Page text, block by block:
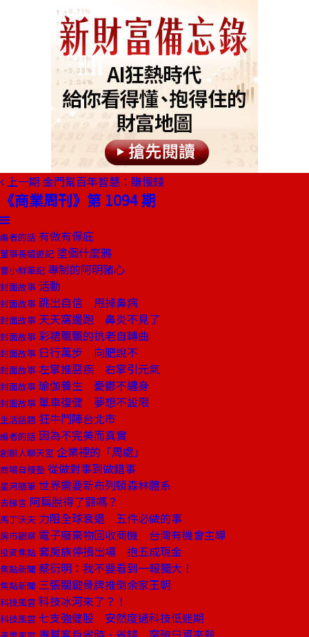
上一期 金門幫百年智慧：賺慢錢
《商業周刊》第 1094 期
編者的話 有做有保庇
董事長嬉遊記 塗個什麼鴉
嘗小鮮筆記 專制的阿明豬心
封面故事 活動
封面故事 跳出自信 甩掉鼻病
封面故事 天天窩邊跑 鼻炎不見了
封面故事 彩裙飄飄的抗老自轉曲
封面故事 日行萬步 向肥說不
封面故事 左掌推惡疾 右掌引元氣
封面故事 瑜伽養生 憂鬱不纏身
封面故事 單車復健 夢想不設限
生活話題 狂牛鬥陣台北市
編者的話 因為不完美而真實
創辦人聊天室 企業裡的「周處」
商場自慢塾 從做對事到做錯事
星河隨筆 世界需要新布列頓森林體系
去梯言 阿扁脫得了罪嗎？
馬丁沃夫 力阻全球衰退 五件必做的事
房市觀察 電子廢棄物回收商機 台灣有機會主導
投資焦點 套房族停損出場 抱五成現金
焦點新聞 蔡衍明：我不要看到一報獨大！
焦點新聞 三張關鍵骨牌推倒余家王朝
科技風雲 科技冰河來了？！
科技風雲 七支強健股 安然度過科技低迷期